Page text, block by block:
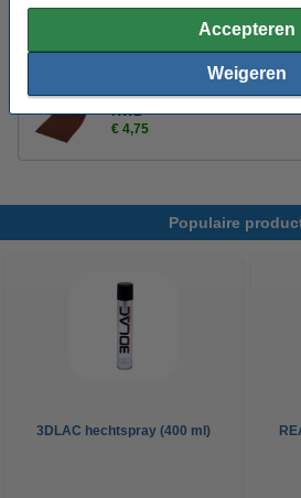
Accepteren
Weigeren
3DLAC hechtspray (400 ml)
Schuurpapier per rol | 5 m |
KWB
€ 4,75
Populaire
3DLAC hechtspray (400 ml)